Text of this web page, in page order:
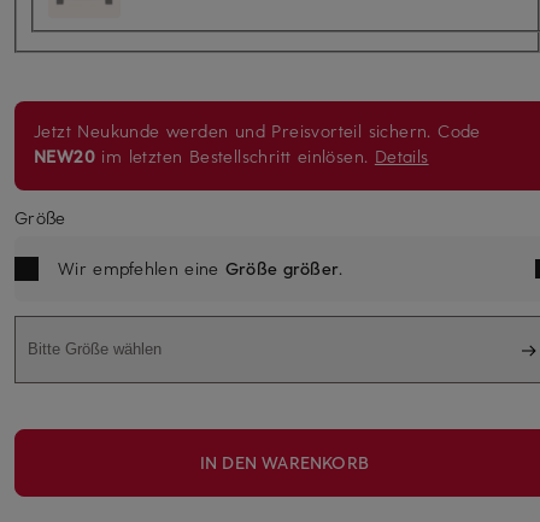
Jetzt Neukunde werden und Preisvorteil sichern. Code
NEW20 im letzten Bestellschritt einlösen. Details
Größe
Wir empfehlen eine Größe größer.
Bitte Größe wählen
IN DEN WARENKORB